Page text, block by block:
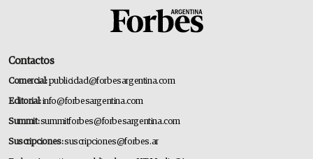
Contactos
Comercial:publicidad@forbesargentina.com
Editorial:info@forbesargentina.com
Summit:summitforbes@forbesargentina.com
Suscripciones:suscripciones@forbes.ar